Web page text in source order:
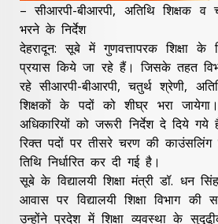
– सीआरपी-बीआरपी, अतिथि शिक्षक
भरने के निर्देश
देहरादून: सूबे में गुणवत्तापरक शिक्षा के
प्रयास किये जा रहे हैं। जिसके तहत
रहे सीआरपी-बीआरपी, चतुर्थ श्रेणी,
शिक्षकों के पदों को शीघ्र भरा
अधिकारियों को जरूरी निर्देश दे दिये
रिक्त पदों पर तीसरे चरण की
तिथि निर्धारित कर दी गई है।
सूबे के विद्यालयी शिक्षा मंत्री डॉ. धन
आवास पर विद्यालयी शिक्षा विभाग की
उन्होंने प्रदेश में शिक्षा व्यवस्था के